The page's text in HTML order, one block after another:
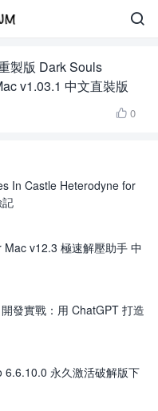

製版 Dark Souls
v1.03.1 中文直裝版
 0
In Castle Heterodyne for
v12.3 極速解壓助手 中
發實戰：用 ChatGPT 打造
永久激活破解版下